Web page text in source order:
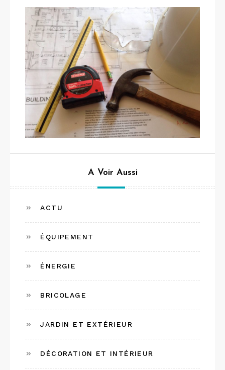
A Voir Aussi
ACTU
ÉQUIPEMENT
ÉNERGIE
BRICOLAGE
JARDIN ET EXTÉRIEUR
DÉCORATION ET INTÉRIEUR